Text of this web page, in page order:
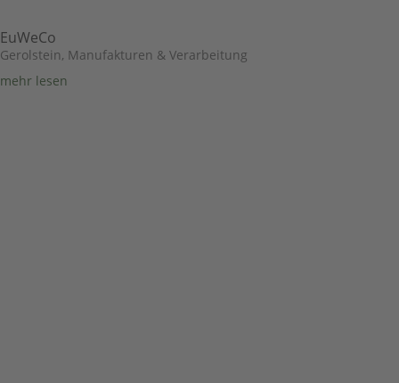
EuWeCo
Gerolstein, Manufakturen & Verarbeitung
mehr lesen